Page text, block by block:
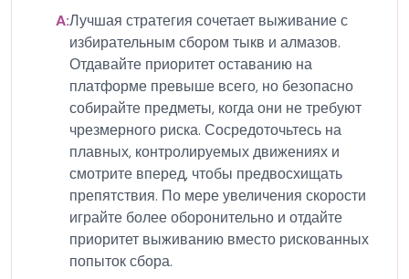
A:Лучшая стратегия сочетает выживание с
избирательным сбором тыкв и алмазов.
Отдавайте приоритет оставанию на
платформе превыше всего, но безопасно
собирайте предметы, когда они не требуют
чрезмерного риска. Сосредоточьтесь на
плавных, контролируемых движениях и
смотрите вперед, чтобы предвосхищать
препятствия. По мере увеличения скорости
играйте более оборонительно и отдайте
приоритет выживанию вместо рискованных
попыток сбора.